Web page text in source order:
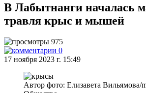
В Лабытнанги началась
травля крыс и мышей
975
0
17 ноября 2023 г. 15:49
Автор фото: Елизавета Вильямова/